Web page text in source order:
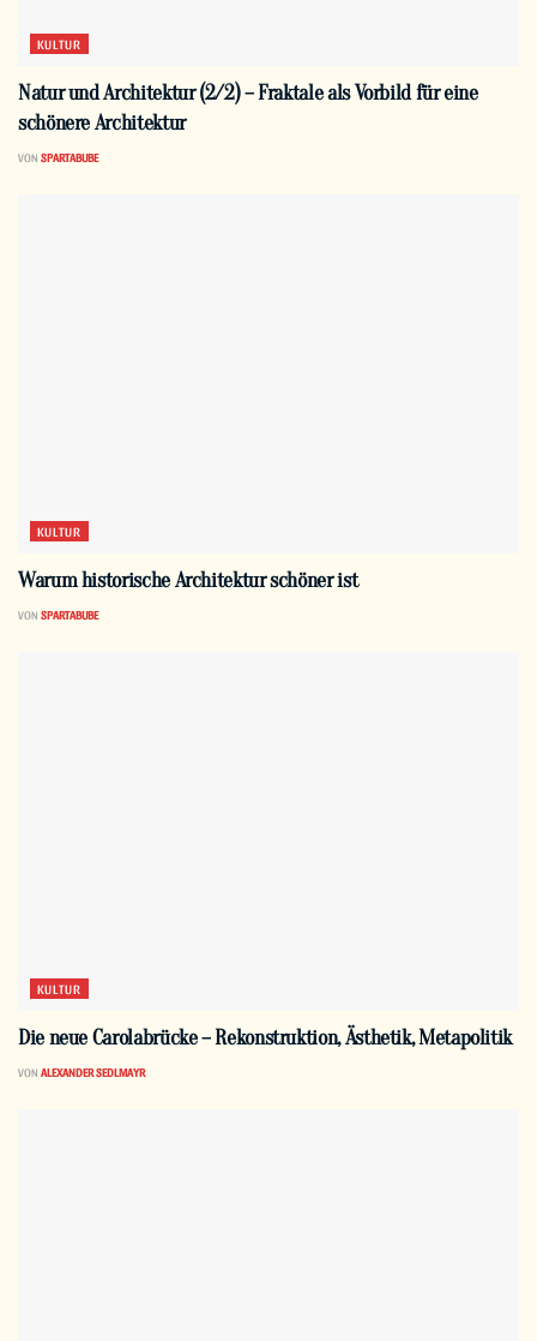
KULTUR
Natur und Architektur (2/2) – Fraktale als Vorbild für eine
schönere Architektur
VON SPARTABUBE
KULTUR
Warum historische Architektur schöner ist
VON SPARTABUBE
KULTUR
Die neue Carolabrücke – Rekonstruktion, Ästhetik, Metapolitik
VON ALEXANDER SEDLMAYR